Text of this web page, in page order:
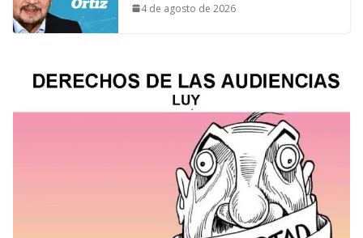
4 de agosto de 2026